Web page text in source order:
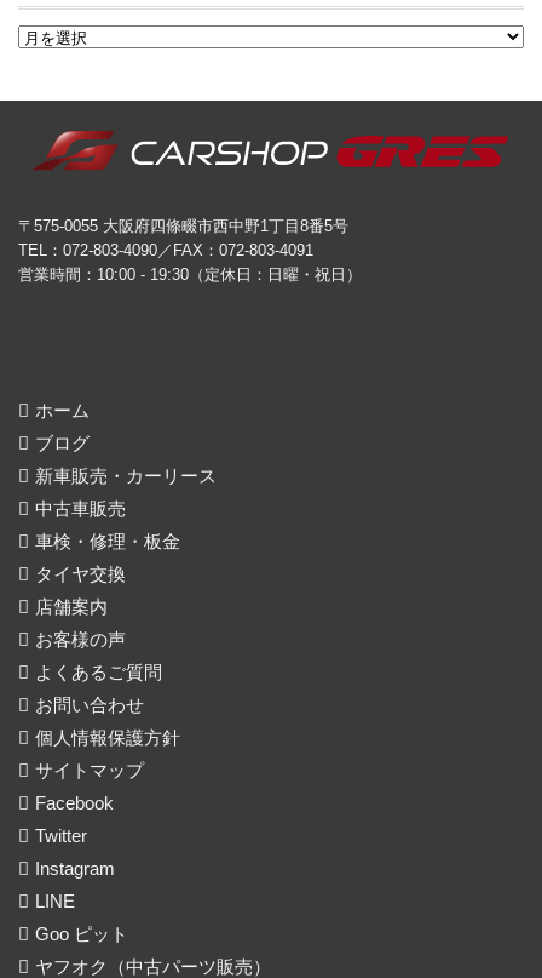
〒575-0055 大阪府四條畷市西中野1丁目8番5号
TEL：072-803-4090／FAX：072-803-4091
営業時間：10:00 - 19:30（定休日：日曜・祝日）
ホーム
ブログ
新車販売・カーリース
中古車販売
車検・修理・板金
タイヤ交換
店舗案内
お客様の声
よくあるご質問
お問い合わせ
個人情報保護方針
サイトマップ
Facebook
Twitter
Instagram
LINE
Goo ピット
ヤフオク（中古パーツ販売）